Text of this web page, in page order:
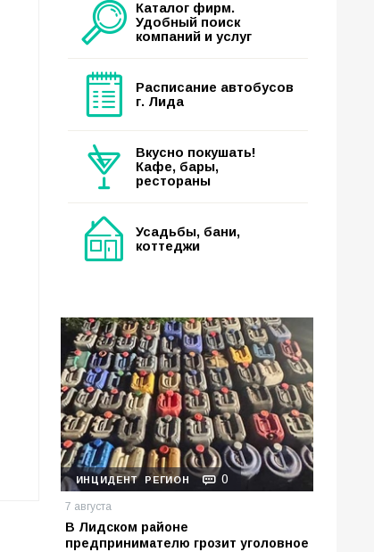
Каталог фирм.
Удобный поиск
компаний и услуг
Расписание автобусов
г. Лида
Вкусно покушать!
Кафе, бары,
рестораны
Усадьбы, бани,
коттеджи
ИНЦИДЕНТ РЕГИОН 0
7 августа
В Лидском районе
предпринимателю грозит уголовное